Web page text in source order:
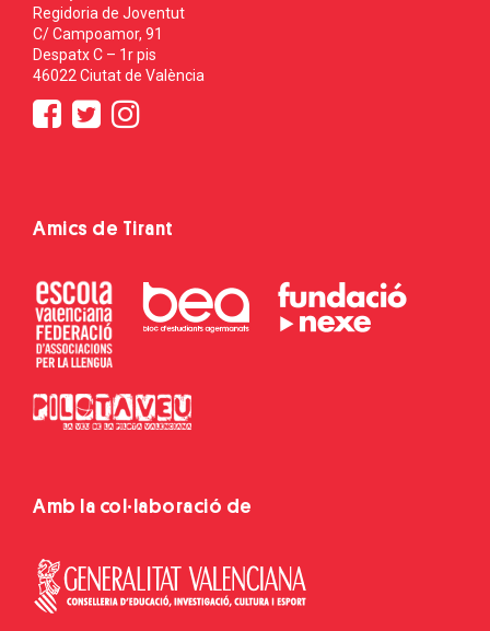
Regidoria de Joventut
C/ Campoamor, 91
Despatx C – 1r pis
46022 Ciutat de València
Amics de Tirant
Amb la col·laboració de